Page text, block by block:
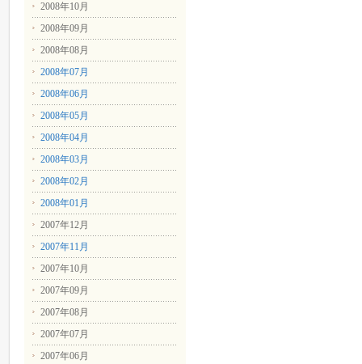
2008年10月
2008年09月
2008年08月
2008年07月
2008年06月
2008年05月
2008年04月
2008年03月
2008年02月
2008年01月
2007年12月
2007年11月
2007年10月
2007年09月
2007年08月
2007年07月
2007年06月